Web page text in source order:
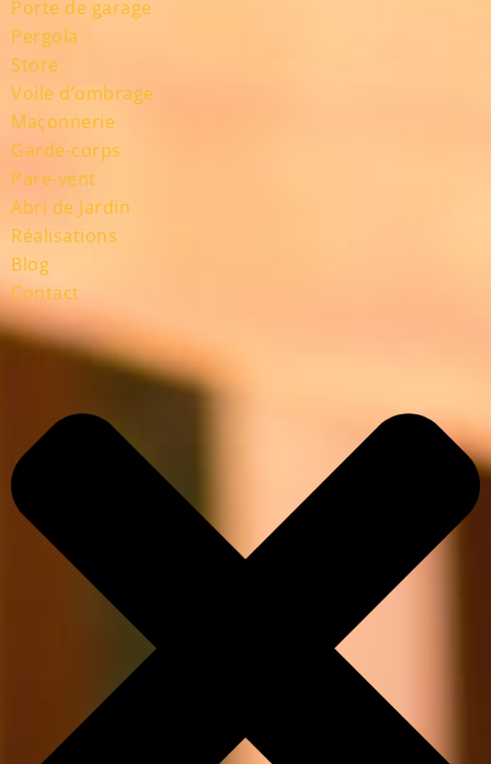
Porte de garage
Pergola
Store
Voile d’ombrage
Maçonnerie
Garde-corps
Pare-vent
Abri de Jardin
Réalisations
Blog
Contact